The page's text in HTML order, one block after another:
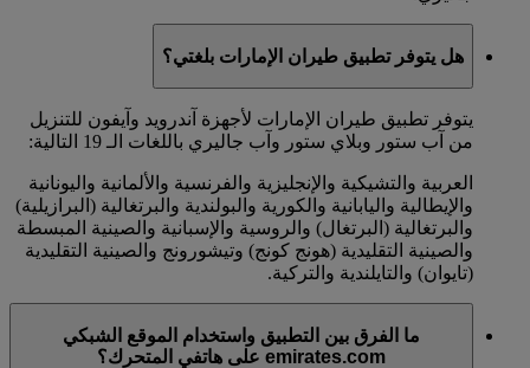
هل يتوفر تطبيق طيران الإمارات بلغتي؟
يتوفر تطبيق طيران الإمارات لأجهزة آندرويد وآيفون للتنزيل
من آب ستور وبلاي ستور وآب جاليري باللغات الـ 19 التالية:
العربية والتشيكية والإنجليزية والفرنسية والألمانية واليونانية
والإيطالية واليابانية والكورية والبولندية والبرتغالية (البرازيلية)
والبرتغالية (البرتغال) والروسية والإسبانية والصينية المبسطة
والصينية التقليدية (هونج كونج) وتيشورونج والصينية التقليدية
(تايوان) والتايلندية والتركية.
ما الفرق بين التطبيق واستخدام الموقع الشبكي
emirates.com على هاتفي المتحرك؟